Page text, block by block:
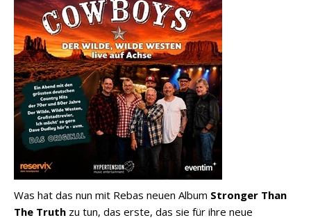
Was hat das nun mit Rebas neuen Album Stronger Than
The Truth zu tun, das erste, das sie für ihre neue